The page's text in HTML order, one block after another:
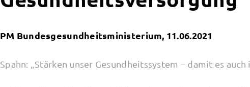
PM Bundesgesundheitsministerium, 11.06.2021
Spahn: „Stärken unser Gesundheitssystem – damit es